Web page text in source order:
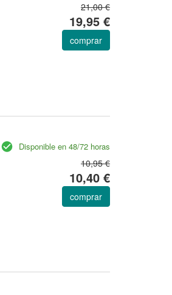
21,00 €
19,95 €
comprar
Disponible en 48/72 horas
10,95 €
10,40 €
comprar